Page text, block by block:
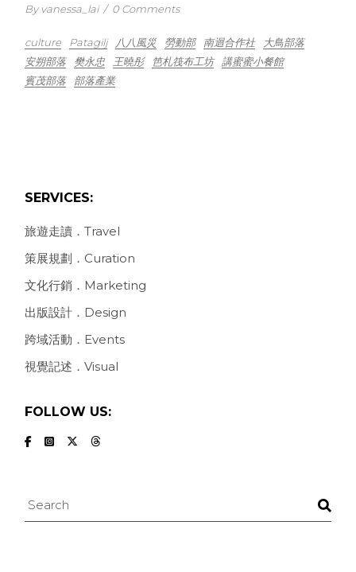
By vanessa_lai / 0 Comments
culture Patagilj 八八風災 勞動部 南迴合作社
大鳥部落
安朔部落
樊永忠 王曉彤 笆札筏布工坊
講蜜蜜小餐館
賓茂部落
部落產業
SERVICES:
旅遊走讀．Travel
策展規劃．Curation
文化行銷．Marketing
出版設計．Design
跨域活動．Events
視覺記述．Visual
FOLLOW US:
Search